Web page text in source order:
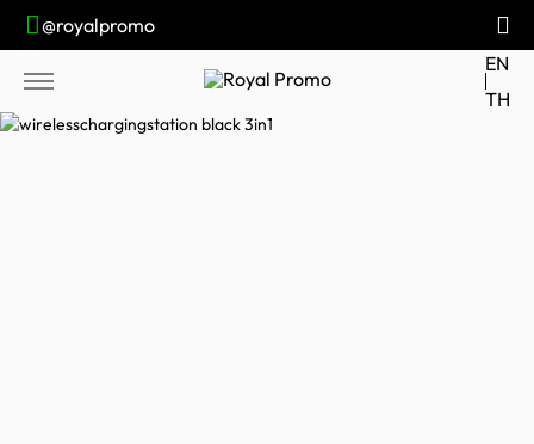
@royalpromo
EN
TH